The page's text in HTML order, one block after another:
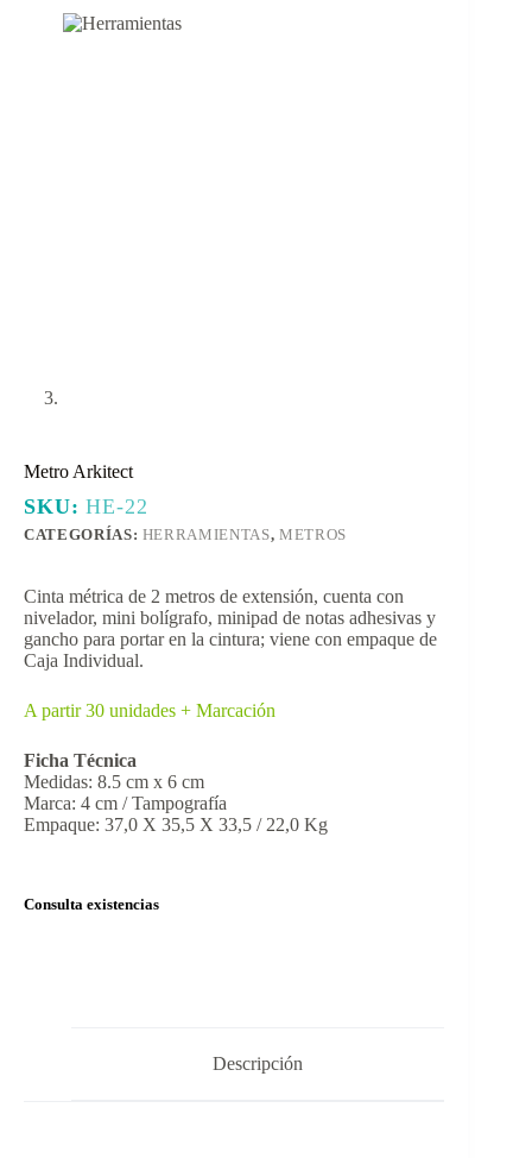
Metro Arkitect
SKU:HE-22
CATEGORÍAS: HERRAMIENTAS, METROS
Cinta métrica de 2 metros de extensión, cuenta con
nivelador, mini bolígrafo, minipad de notas adhesivas y
gancho para portar en la cintura; viene con empaque de
Caja Individual.
A partir 30 unidades + Marcación
Ficha Técnica
Medidas: 8.5 cm x 6 cm
Marca: 4 cm / Tampografía
Empaque: 37,0 X 35,5 X 33,5 / 22,0 Kg
Consulta existencias
Descripción